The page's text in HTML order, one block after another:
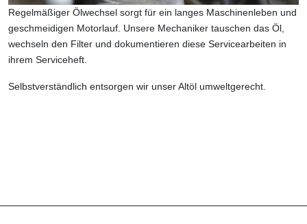
Regelmäßiger Ölwechsel sorgt für ein langes Maschinenleben und
geschmeidigen Motorlauf. Unsere Mechaniker tauschen das Öl,
wechseln den Filter und dokumentieren diese Servicearbeiten in
ihrem Serviceheft.
Selbstverständlich entsorgen wir unser Altöl umweltgerecht.